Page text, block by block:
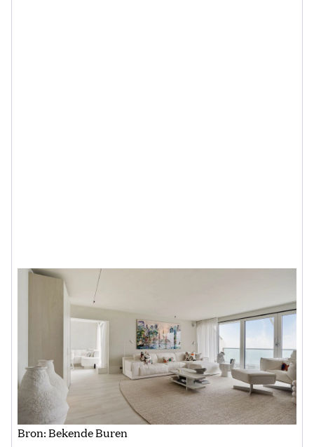
Bron: Bekende Buren